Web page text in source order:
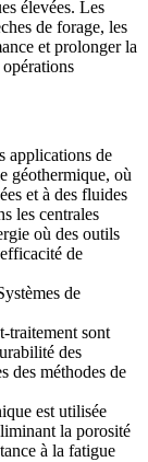
élevées. Les
de forage, les
et prolonger la
applications de
géothermique, où
et à des fluides
les centrales
où des outils
de
de
traitement sont
des
des méthodes de
est utilisée
la porosité
à la fatigue